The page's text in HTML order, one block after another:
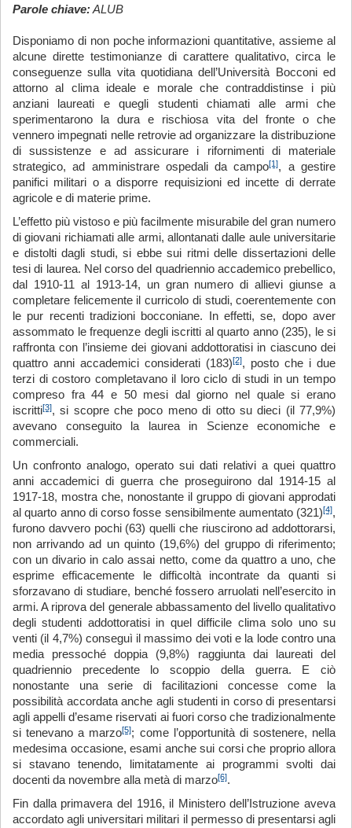
Parole chiave:ALUB
Disponiamo di non poche informazioni quantitative, assieme al
alcune dirette testimonianze di carattere qualitativo, circa le
conseguenze sulla vita quotidiana dell’Università Bocconi ed
attorno al clima ideale e morale che contraddistinse i più
anziani laureati e quegli studenti chiamati alle armi che
sperimentarono la dura e rischiosa vita del fronte o che
vennero impegnati nelle retrovie ad organizzare la distribuzione
di sussistenze e ad assicurare i rifornimenti di materiale
strategico, ad amministrare ospedali da campo[1], a gestire
panifici militari o a disporre requisizioni ed incette di derrate
agricole e di materie prime.
L’effetto più vistoso e più facilmente misurabile del gran numero
di giovani richiamati alle armi, allontanati dalle aule universitarie
e distolti dagli studi, si ebbe sui ritmi delle dissertazioni delle
tesi di laurea. Nel corso del quadriennio accademico prebellico,
dal 1910-11 al 1913-14, un gran numero di allievi giunse a
completare felicemente il curricolo di studi, coerentemente con
le pur recenti tradizioni bocconiane. In effetti, se, dopo aver
assommato le frequenze degli iscritti al quarto anno (235), le si
raffronta con l’insieme dei giovani addottoratisi in ciascuno dei
quattro anni accademici considerati (183)[2], posto che i due
terzi di costoro completavano il loro ciclo di studi in un tempo
compreso fra 44 e 50 mesi dal giorno nel quale si erano
iscritti[3], si scopre che poco meno di otto su dieci (il 77,9%)
avevano conseguito la laurea in Scienze economiche e
commerciali.
Un confronto analogo, operato sui dati relativi a quei quattro
anni accademici di guerra che proseguirono dal 1914-15 al
1917-18, mostra che, nonostante il gruppo di giovani approdati
al quarto anno di corso fosse sensibilmente aumentato (321)[4],
furono davvero pochi (63) quelli che riuscirono ad addottorarsi,
non arrivando ad un quinto (19,6%) del gruppo di riferimento;
con un divario in calo assai netto, come da quattro a uno, che
esprime efficacemente le difficoltà incontrate da quanti si
sforzavano di studiare, benché fossero arruolati nell’esercito in
armi. A riprova del generale abbassamento del livello qualitativo
degli studenti addottoratisi in quel difficile clima solo uno su
venti (il 4,7%) conseguì il massimo dei voti e la lode contro una
media pressoché doppia (9,8%) raggiunta dai laureati del
quadriennio precedente lo scoppio della guerra. E ciò
nonostante una serie di facilitazioni concesse come la
possibilità accordata anche agli studenti in corso di presentarsi
agli appelli d’esame riservati ai fuori corso che tradizionalmente
si tenevano a marzo[5]; come l’opportunità di sostenere, nella
medesima occasione, esami anche sui corsi che proprio allora
si stavano tenendo, limitatamente ai programmi svolti dai
docenti da novembre alla metà di marzo[6].
Fin dalla primavera del 1916, il Ministero dell’Istruzione aveva
accordato agli universitari militari il permesso di presentarsi agli